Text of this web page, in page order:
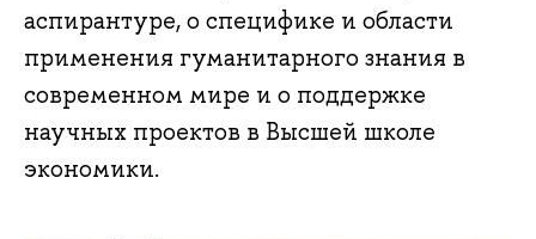
аспирантуре, о специфике и области
применения гуманитарного знания в
современном мире и о поддержке
научных проектов в Высшей школе
экономики.